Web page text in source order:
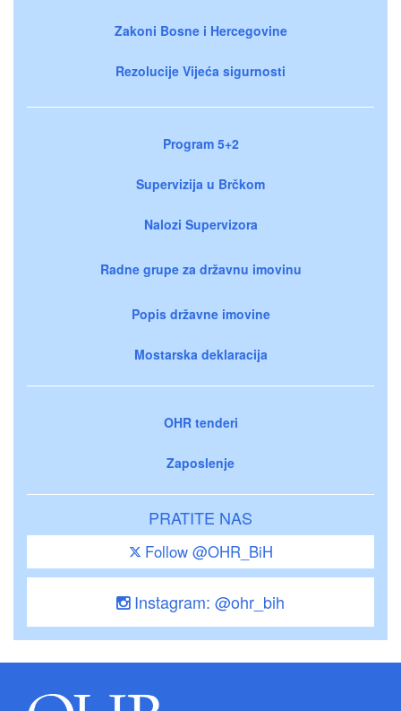
Zakoni Bosne i Hercegovine
Rezolucije Vijeća sigurnosti
Program 5+2
Supervizija u Brčkom
Nalozi Supervizora
Radne grupe za državnu imovinu
Popis državne imovine
Mostarska deklaracija
OHR tenderi
Zaposlenje
PRATITE NAS
Follow @OHR_BiH
Instagram: @ohr_bih